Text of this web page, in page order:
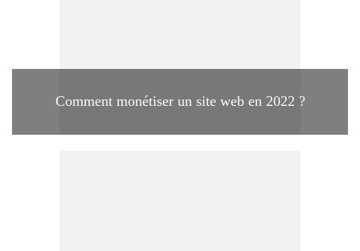
Comment monétiser un site web en 2022 ?